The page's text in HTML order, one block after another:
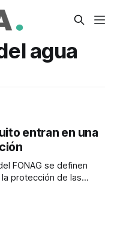
agua
entran en una
FONAG se definen
protección de las